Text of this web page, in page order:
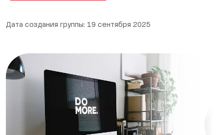
Дата создания группы: 19 сентября 2025